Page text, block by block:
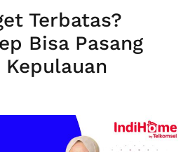
Terbatas?
Bisa Pasang